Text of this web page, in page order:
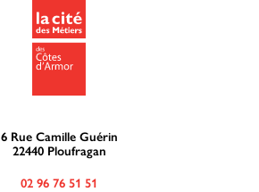
6 Rue Camille Guérin
22440 Ploufragan
02 96 76 51 51